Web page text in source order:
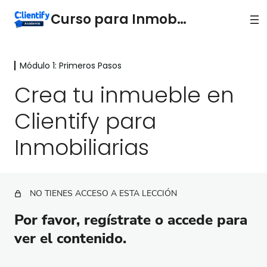
Curso para Inmobiliarias
Módulo 1: Primeros Pasos
Crea tu inmueble en Clientify para Inmobiliarias
Asigna contactos a tus inmuebles
Agrega información adicional a tus inmuebles
inmobiliarias
Módulo 2: Capta leads y Vende más
Módulo 1: Primeros Pasos
Crea tu inmueble en
Clientify para
Inmobiliarias
NO TIENES ACCESO A ESTA LECCIÓN
Por favor, regístrate o accede para
ver el contenido.